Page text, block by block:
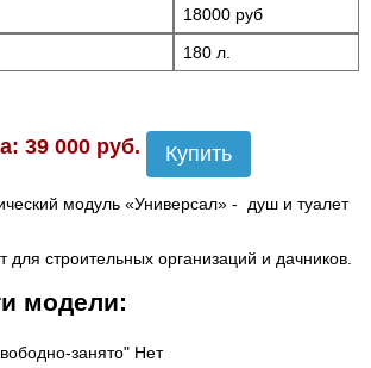
18000 руб
180 л.
39 000 руб. Купить
модуль «Универсал» - душ и туалет
строительных организаций и дачников.
модели:
занято" Нет